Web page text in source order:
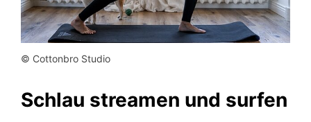
© Cottonbro Studio
Schlau streamen und surfen